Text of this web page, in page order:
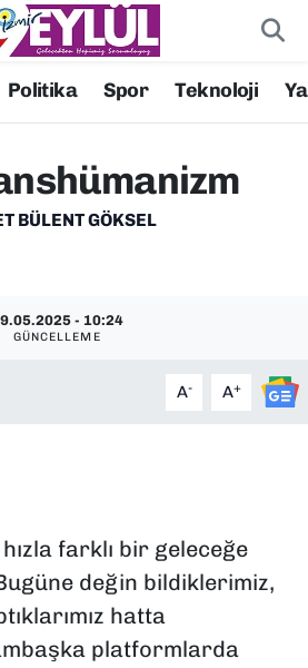
Politika Spor Teknoloji
BÜLENT GÖKSEL
- 10:24
GÜNCELLEME
A- A+
farklı bir geleceğe
değin bildiklerimiz,
hatta
platformlarda
Haritası
Durumu ve Fikstür